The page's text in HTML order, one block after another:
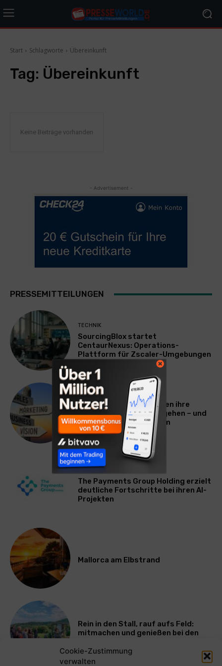
Cookie-Zustimmung
verwalten
Start Schlagworte Übereinkunft
Tag: Übereinkunft
Keine Beiträge vorhanden
- Advertisement -
PRESSEMITTEILUNGEN
TECHNIK
SourcingBlox startet
CentaurNexus: Operations-
Plattform für Zscaler-Umgebungen
WERBUNG & MARKETING
Warum viele Unternehmen ihre
Vermarktung falsch angehen – und
warum das ihr Wachstum
ausbremst
WIRTSCHAFT
The Payments Group Holding erzielt
deutliche Fortschritte bei ihren AI-
Projekten
Mallorca am Elbstrand
Rein in den Stall, rauf aufs Feld:
mitmachen und genießen bei den